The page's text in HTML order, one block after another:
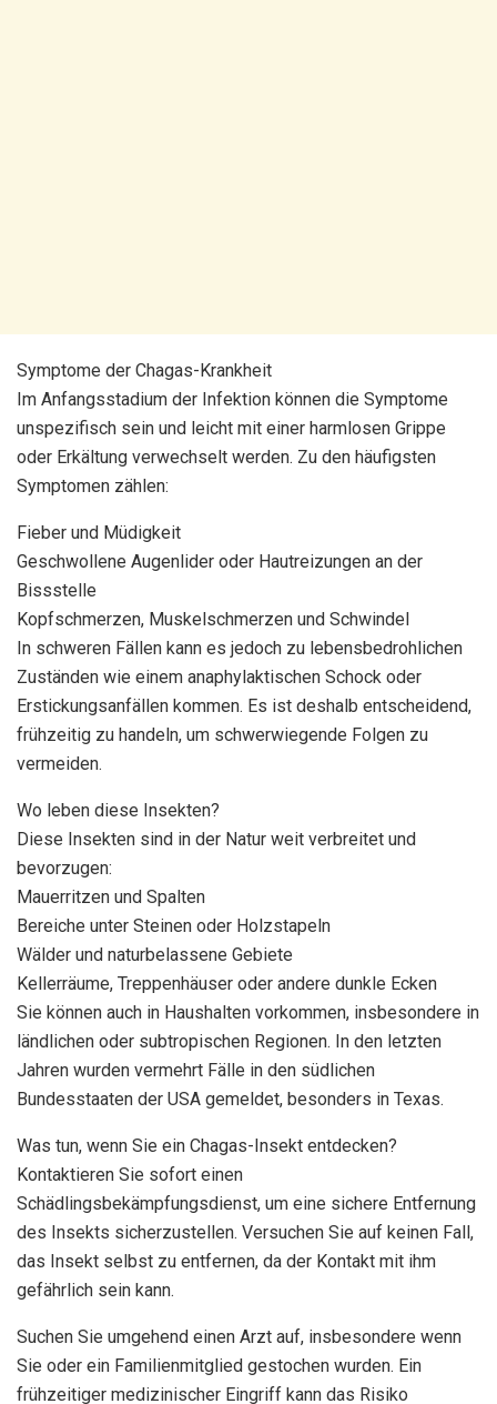
Symptome der Chagas-Krankheit
Im Anfangsstadium der Infektion können die Symptome
unspezifisch sein und leicht mit einer harmlosen Grippe
oder Erkältung verwechselt werden. Zu den häufigsten
Symptomen zählen:
Fieber und Müdigkeit
Geschwollene Augenlider oder Hautreizungen an der
Bissstelle
Kopfschmerzen, Muskelschmerzen und Schwindel
In schweren Fällen kann es jedoch zu lebensbedrohlichen
Zuständen wie einem anaphylaktischen Schock oder
Erstickungsanfällen kommen. Es ist deshalb entscheidend,
frühzeitig zu handeln, um schwerwiegende Folgen zu
vermeiden.
Wo leben diese Insekten?
Diese Insekten sind in der Natur weit verbreitet und
bevorzugen:
Mauerritzen und Spalten
Bereiche unter Steinen oder Holzstapeln
Wälder und naturbelassene Gebiete
Kellerräume, Treppenhäuser oder andere dunkle Ecken
Sie können auch in Haushalten vorkommen, insbesondere in
ländlichen oder subtropischen Regionen. In den letzten
Jahren wurden vermehrt Fälle in den südlichen
Bundesstaaten der USA gemeldet, besonders in Texas.
Was tun, wenn Sie ein Chagas-Insekt entdecken?
Kontaktieren Sie sofort einen
Schädlingsbekämpfungsdienst, um eine sichere Entfernung
des Insekts sicherzustellen. Versuchen Sie auf keinen Fall,
das Insekt selbst zu entfernen, da der Kontakt mit ihm
gefährlich sein kann.
Suchen Sie umgehend einen Arzt auf, insbesondere wenn
Sie oder ein Familienmitglied gestochen wurden. Ein
frühzeitiger medizinischer Eingriff kann das Risiko